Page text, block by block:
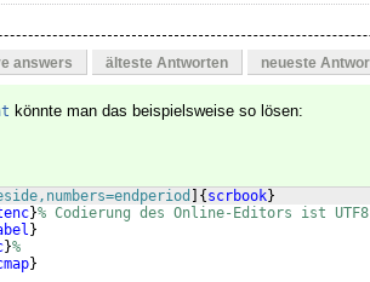
answers älteste Antworten neueste
könnte man das beispielsweise so lösen:
{ scrbook}
}% Codierung des Online-Editors ist
}
}%
}